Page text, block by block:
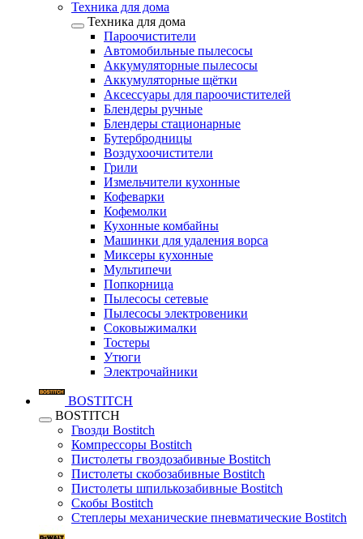
Техника для дома
Техника для дома
Пароочистители
Автомобильные пылесосы
Аккумуляторные пылесосы
Аккумуляторные щётки
Аксессуары для пароочистителей
Блендеры ручные
Блендеры стационарные
Бутербродницы
Воздухоочистители
Грили
Измельчители кухонные
Кофеварки
Кофемолки
Кухонные комбайны
Машинки для удаления ворса
Миксеры кухонные
Мультипечи
Попкорница
Пылесосы сетевые
Пылесосы электровеники
Соковыжималки
Тостеры
Утюги
Электрочайники
BOSTITCH
BOSTITCH
Гвозди Bostitch
Компрессоры Bostitch
Пистолеты гвоздозабивные Bostitch
Пистолеты скобозабивные Bostitch
Пистолеты шпилькозабивные Bostitch
Скобы Bostitch
Степлеры механические пневматические Bostitch